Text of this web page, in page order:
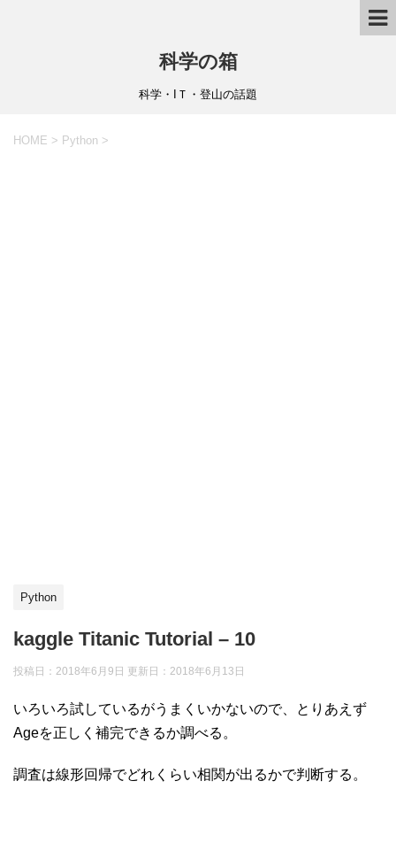
科学の箱
科学・IＴ・登山の話題
HOME > Python >
Python
kaggle Titanic Tutorial – 10
投稿日：2018年6月9日 更新日： 2018年6月13日
いろいろ試しているがうまくいかないので、とりあえず
Ageを正しく補完できるか調べる。
調査は線形回帰でどれくらい相関が出るかで判断する。